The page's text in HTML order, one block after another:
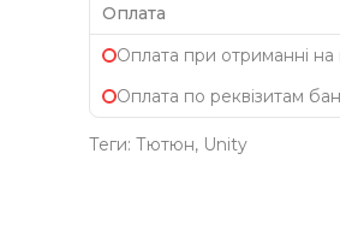
Оплата
Оплата при отриманні на
Оплата по реквізитам
Теги: Тютюн, Unity